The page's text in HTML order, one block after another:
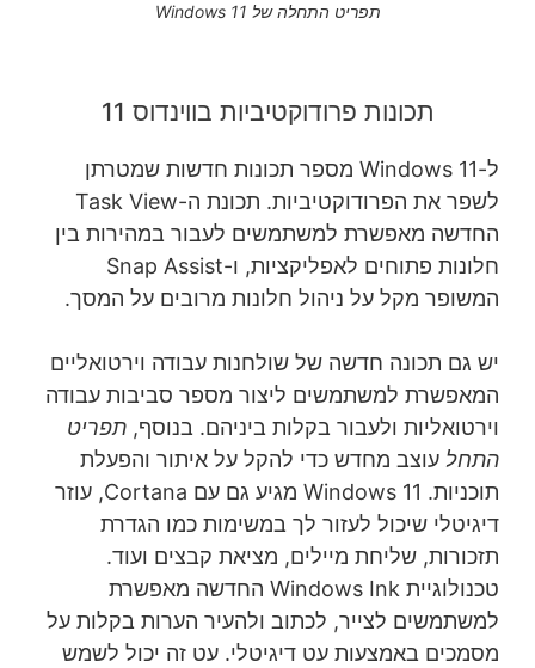
תפריט התחלה של Windows 11
תכונות פרודוקטיביות בווינדוס 11
ל-Windows 11 מספר תכונות חדשות שמטרתן
לשפר את הפרודוקטיביות. תכונת ה-Task View
החדשה מאפשרת למשתמשים לעבור במהירות בין
חלונות פתוחים לאפליקציות, ו-Snap Assist
המשופר מקל על ניהול חלונות מרובים על המסך.
יש גם תכונה חדשה של שולחנות עבודה וירטואליים
המאפשרת למשתמשים ליצור מספר סביבות עבודה
וירטואליות ולעבור בקלות ביניהם. בנוסף, תפריט
התחל עוצב מחדש כדי להקל על איתור והפעלת
תוכניות. Windows 11 מגיע גם עם Cortana, עוזר
דיגיטלי שיכול לעזור לך במשימות כמו הגדרת
תזכורות, שליחת מיילים, מציאת קבצים ועוד.
טכנולוגיית Windows Ink החדשה מאפשרת
למשתמשים לצייר, לכתוב ולהעיר הערות בקלות על
מסמכים באמצעות עט דיגיטלי. עט זה יכול לשמש